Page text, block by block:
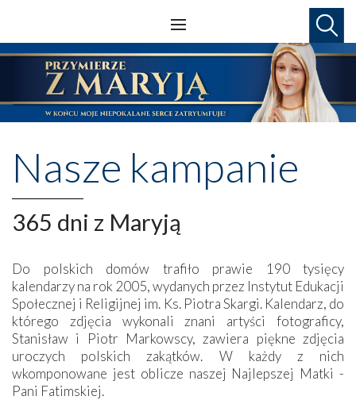
Nasze kampanie
365 dni z Maryją
Do polskich domów trafiło prawie 190 tysięcy
kalendarzy na rok 2005, wydanych przez Instytut Edukacji
Społecznej i Religijnej im. Ks. Piotra Skargi. Kalendarz, do
którego zdjęcia wykonali znani artyści fotograficy,
Stanisław i Piotr Markowscy, zawiera piękne zdjęcia
uroczych polskich zakątków. W każdy z nich
wkomponowane jest oblicze naszej Najlepszej Matki -
Pani Fatimskiej.